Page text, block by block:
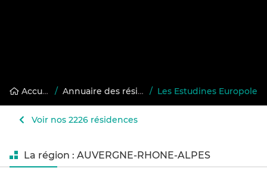
Accueil / Annuaire des résidences gérées / Les Estudines Europole
Voir nos 2226 résidences
La région : AUVERGNE-RHONE-ALPES